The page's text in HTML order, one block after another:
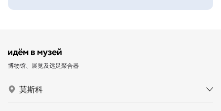
博物馆、展览及远足聚合器
莫斯科